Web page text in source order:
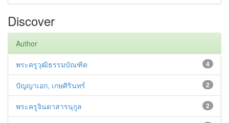
Discover
Author
4
พระครูวุฒิธรรมบัณฑิต
2
ปัญญาเอก, เกษศิรินทร์
2
พระครูจินดาสารนุกูล